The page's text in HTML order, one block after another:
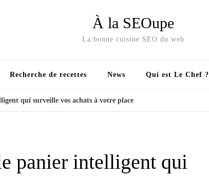
À la SEOupe
La bonne cuisine SEO du web
Recherche de recettes News Qui est Le Chef ?
qui surveille vos achats à votre place
panier intelligent qui